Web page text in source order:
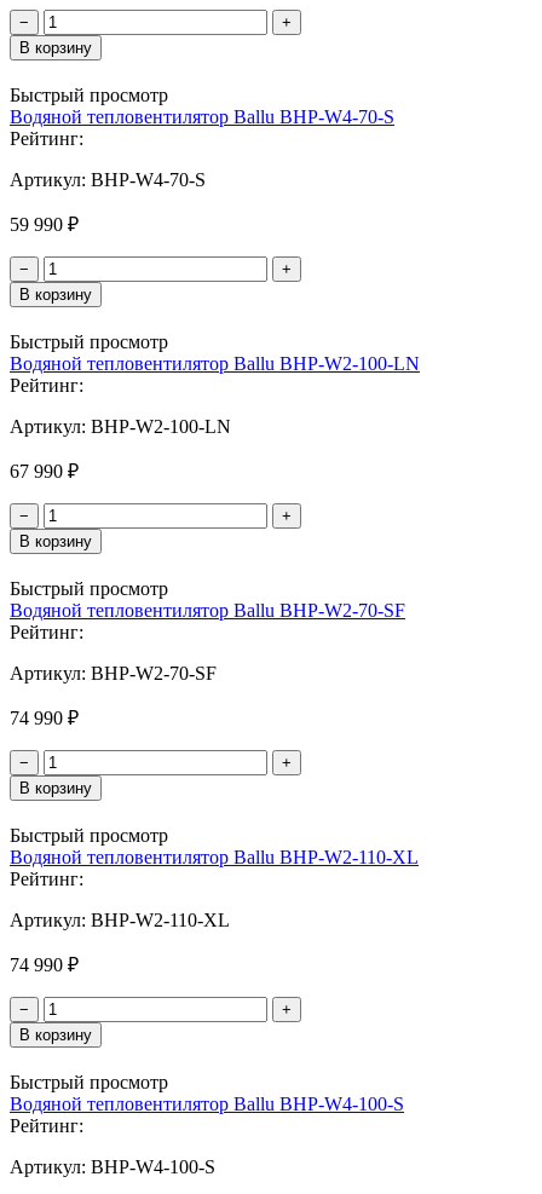
−
+
В корзину
Быстрый просмотр
Водяной тепловентилятор Ballu BHP-W4-70-S
Рейтинг:
Артикул: BHP-W4-70-S
59 990 ₽
−
+
В корзину
Быстрый просмотр
Водяной тепловентилятор Ballu BHP-W2-100-LN
Рейтинг:
Артикул: BHP-W2-100-LN
67 990 ₽
−
+
В корзину
Быстрый просмотр
Водяной тепловентилятор Ballu BHP-W2-70-SF
Рейтинг:
Артикул: BHP-W2-70-SF
74 990 ₽
−
+
В корзину
Быстрый просмотр
Водяной тепловентилятор Ballu BHP-W2-110-XL
Рейтинг:
Артикул: BHP-W2-110-XL
74 990 ₽
−
+
В корзину
Быстрый просмотр
Водяной тепловентилятор Ballu BHP-W4-100-S
Рейтинг:
Артикул: BHP-W4-100-S